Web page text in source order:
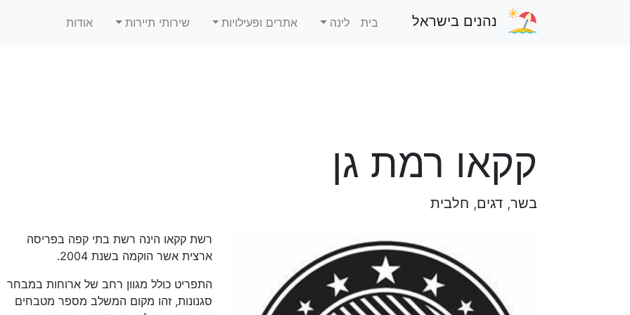
נהנים בישראל בית לינה אתרים ופעילויות שירותי תיירות אודות
קקאו רמת גן
בשר, דגים, חלבית
רשת קקאו הינה רשת בתי קפה בפריסה
ארצית אשר הוקמה בשנת 2004.
התפריט כולל מגוון רחב של ארוחות במבחר
סגנונות, זהו מקום המשלב מספר מטבחים